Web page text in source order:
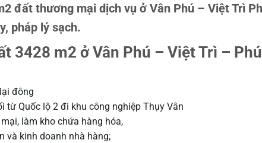
đất thương mại dịch vụ ở Vân Phú – Việt Trì
pháp lý sạch.
3428 m2 ở Vân Phú – Việt Trì –
đông
từ Quốc lộ 2 đi khu công nghiệp Thụy Vân
làm kho chứa hàng hóa,
và kinh doanh nhà hàng;